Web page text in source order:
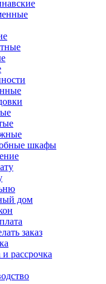
шкафы
дом
заказ
рассрочка